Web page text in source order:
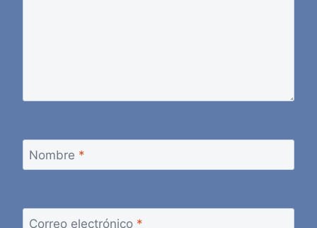
Nombre *
Correo electrónico *